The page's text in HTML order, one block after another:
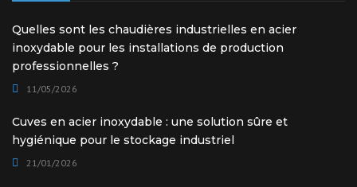
Quelles sont les chaudières industrielles en acier
inoxydable pour les installations de production
professionnelles ?
11/05/2026
Cuves en acier inoxydable : une solution sûre et
hygiénique pour le stockage industriel
21/01/2026